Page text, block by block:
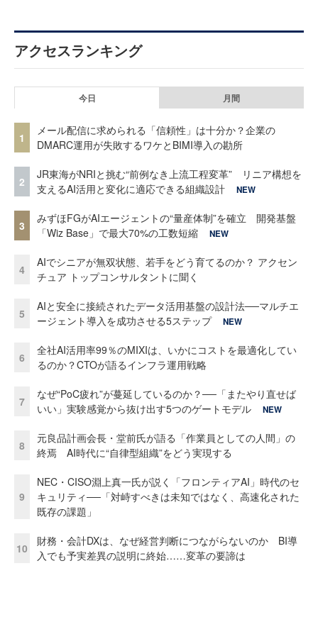
アクセスランキング
今日 月間
1
メール配信に求められる「信頼性」は十分か？企業の
DMARC運用が失敗するワケとBIMI導入の勘所
2
JR東海がNRIと挑む“前例なき上流工程変革” リニア構想を
支えるAI活用と変化に適応できる組織設計
NEW
3
みずほFGがAIエージェントの“量産体制”を確立 開発基盤
「Wiz Base」で最大70%の工数短縮
NEW
4
AIでシニアが無双状態、若手をどう育てるのか？ アクセン
チュア トップコンサルタントに聞く
5
AIと安全に接続されたデータ活用基盤の設計法──マルチエ
ージェント導入を成功させる5ステップ
NEW
6
全社AI活用率99％のMIXIは、いかにコストを最適化してい
るのか？CTOが語るインフラ運用戦略
7
なぜ“PoC疲れ”が蔓延しているのか？──「またやり直せば
いい」実験感覚から抜け出す5つのゲートモデル
NEW
8
元良品計画会長・堂前氏が語る「作業員としての人間」の
終焉 AI時代に“自律型組織”をどう実現する
9
NEC・CISO淵上真一氏が説く「フロンティアAI」時代のセ
キュリティ──「対峙すべきは未知ではなく、高速化された
既存の課題」
10
財務・会計DXは、なぜ経営判断につながらないのか BI導
入でも予実差異の説明に終始……変革の要諦は